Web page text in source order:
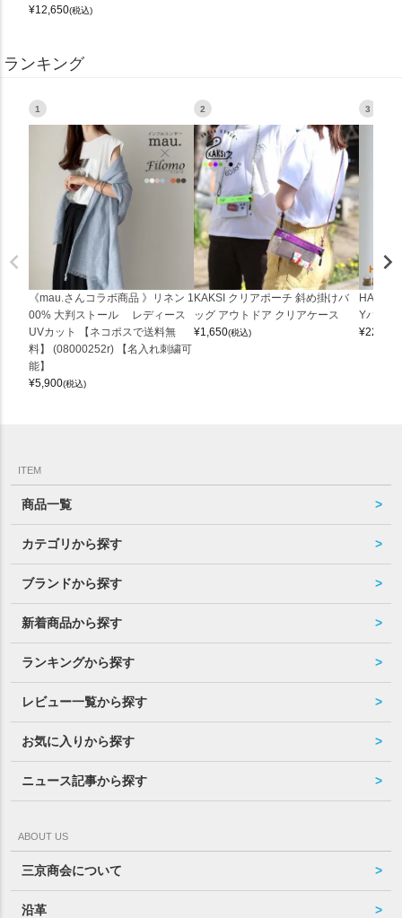
¥12,650(税込)
ランキング
1
《mau.さんコラボ商品 》リネン 1
00% 大判ストール レディース
UVカット 【ネコポスで送料無
料】 (08000252r) 【名入れ刺繍可
能】
¥5,900(税込)
2
KAKSI クリアポーチ 斜め掛けバ
ッグ アウトドア クリアケース
¥1,650(税込)
3
Yバッグ
¥22,000
ITEM
商品一覧
カテゴリから探す
ブランドから探す
新着商品から探す
ランキングから探す
レビュー一覧から探す
お気に入りから探す
ニュース記事から探す
ABOUT US
三京商会について
沿革